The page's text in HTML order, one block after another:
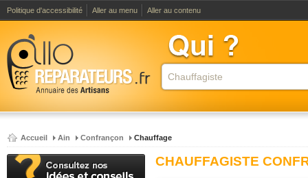
Politique d'accessibilité Aller au menu Aller au contenu
Accueil Ain Confrançon Chauffage
CHAUFFAGISTE